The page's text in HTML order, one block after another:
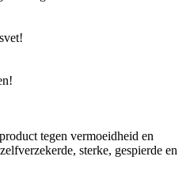
tegen vermoeidheid en
sterke, gespierde en